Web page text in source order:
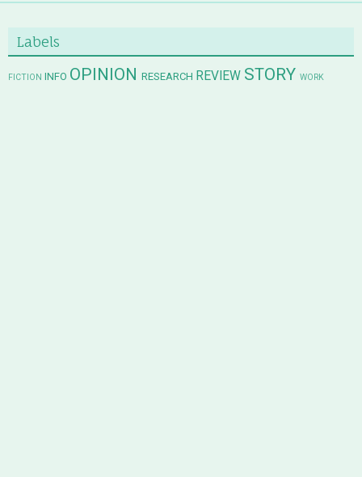
Labels
FICTION INFO OPINION RESEARCH REVIEW STORY WORK